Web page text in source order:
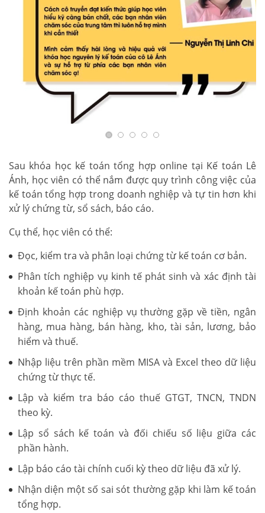
Sau khóa học kế toán tổng hợp online tại Kế toán Lê
Ánh, học viên có thể nắm được quy trình công việc của
kế toán tổng hợp trong doanh nghiệp và tự tin hơn khi
xử lý chứng từ, sổ sách, báo cáo.
Cụ thể, học viên có thể:
Đọc, kiểm tra và phân loại chứng từ kế toán cơ bản.
Phân tích nghiệp vụ kinh tế phát sinh và xác định tài
khoản kế toán phù hợp.
Định khoản các nghiệp vụ thường gặp về tiền, ngân
hàng, mua hàng, bán hàng, kho, tài sản, lương, bảo
hiểm và thuế.
Nhập liệu trên phần mềm MISA và Excel theo dữ liệu
chứng từ thực tế.
Lập và kiểm tra báo cáo thuế GTGT, TNCN, TNDN
theo kỳ.
Lập sổ sách kế toán và đối chiếu số liệu giữa các
phần hành.
Lập báo cáo tài chính cuối kỳ theo dữ liệu đã xử lý.
Nhận diện một số sai sót thường gặp khi làm kế toán
tổng hợp.